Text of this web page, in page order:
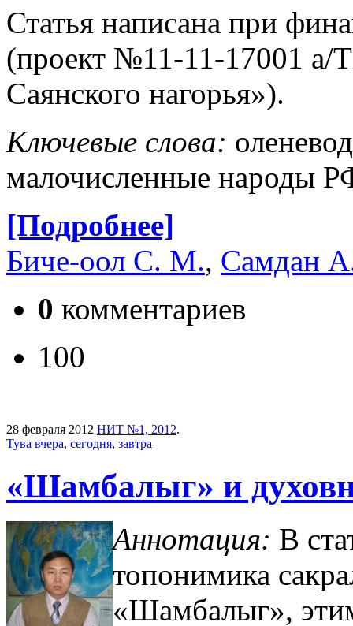
Статья написана при
(проект №11-11-17001 а/
Саянского нагорья»).
Ключевые слова:
малочисленные народы
[Подробнее]
Биче-оол С. М., Самдан
0 комментариев
100
28 февраля 2012 НИТ №1, 2012.
Тува вчера, сегодня, завтра
«Шамбалыг» и
Аннотация: В
топонимика
«Шамбалыг»,